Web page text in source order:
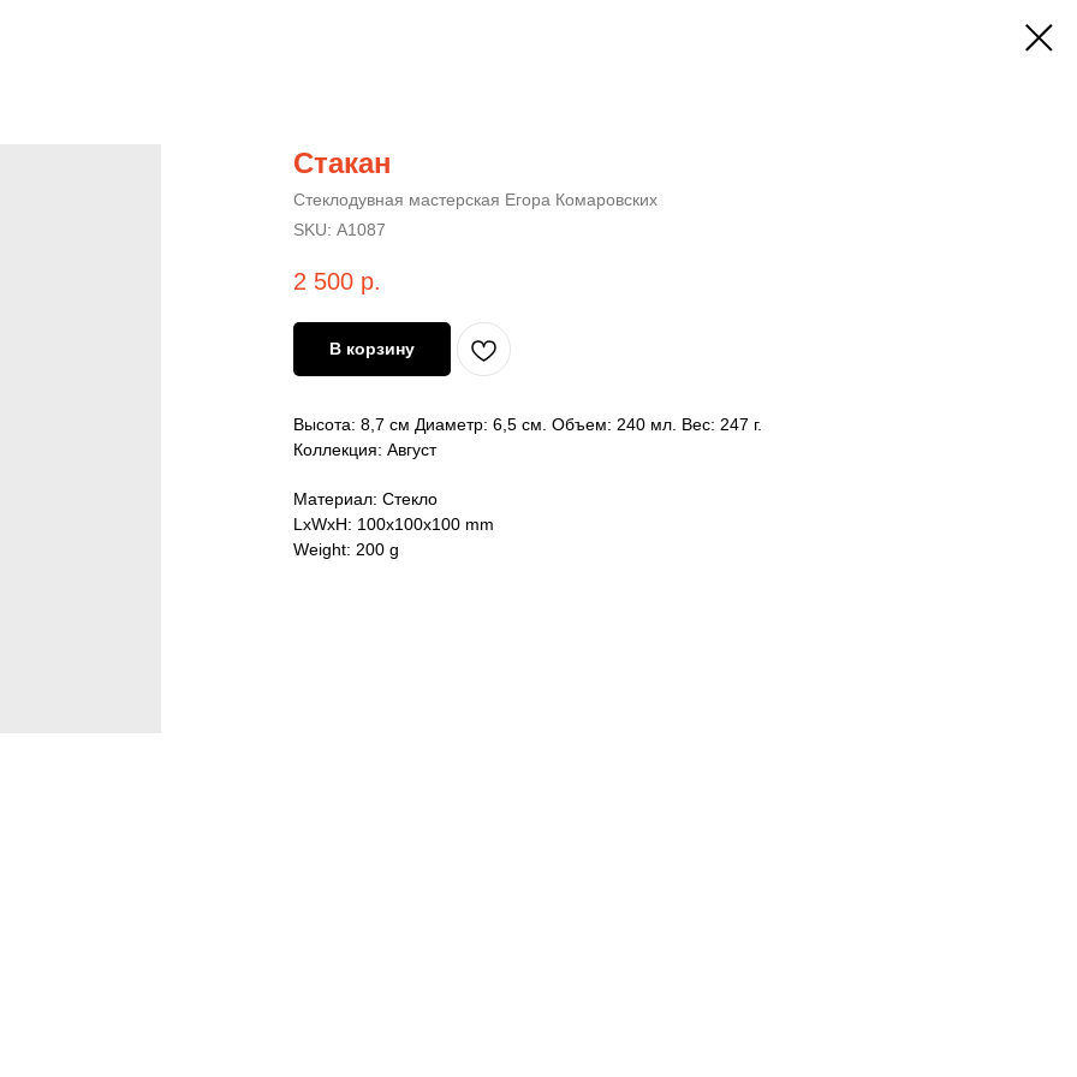
Стакан
Стеклодувная мастерская Егора Комаровских
SKU: А1087
2 500 р.
В корзину
Высота: 8,7 см Диаметр: 6,5 см. Объем: 240 мл. Вес: 247 г.
Коллекция: Август
Материал: Стекло
LxWxH: 100x100x100 mm
Weight: 200 g